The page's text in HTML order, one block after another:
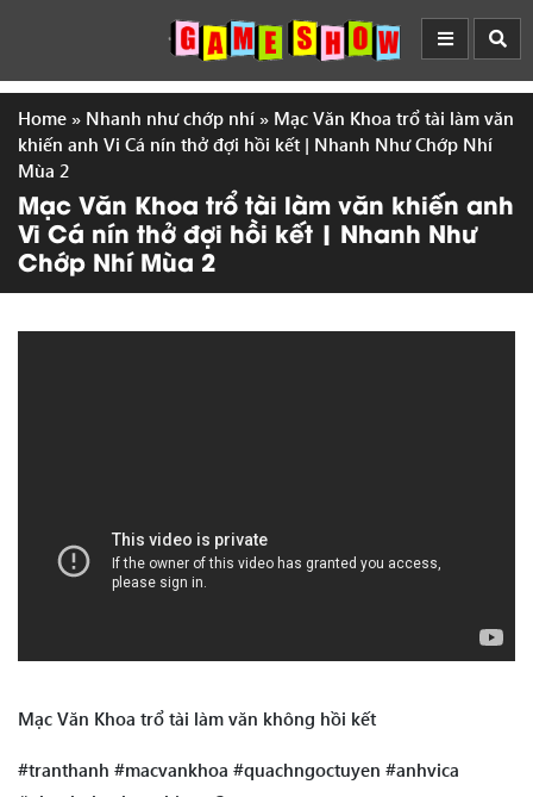
Home » Nhanh như chớp nhí » Mạc Văn Khoa trổ tài làm văn
khiến anh Vi Cá nín thở đợi hồi kết | Nhanh Như Chớp Nhí
Mùa 2
Mạc Văn Khoa trổ tài làm văn khiến anh
Vi Cá nín thở đợi hồi kết | Nhanh Như
Chớp Nhí Mùa 2
Mạc Văn Khoa trổ tài làm văn không hồi kết
#tranthanh #macvankhoa #quachngoctuyen #anhvica